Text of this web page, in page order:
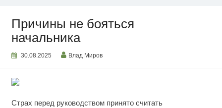
Причины не бояться
начальника
30.08.2025 Влад Миров
Страх перед руководством принято считать